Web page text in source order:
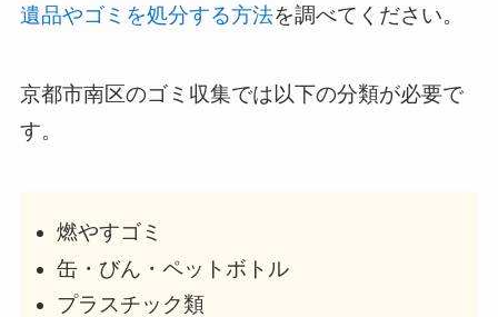
遺品やゴミを処分する方法を調べてください。
京都市南区のゴミ収集では以下の分類が必要で
す。
燃やすゴミ
缶・びん・ペットボトル
プラスチック類